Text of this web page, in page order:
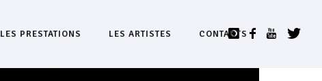
LES PRESTATIONS LES ARTISTES CONTACTS